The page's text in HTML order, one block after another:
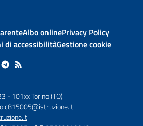
Albo onlinePrivacy Policy
di accessibilitàGestione cookie
-101xx Torino (TO)